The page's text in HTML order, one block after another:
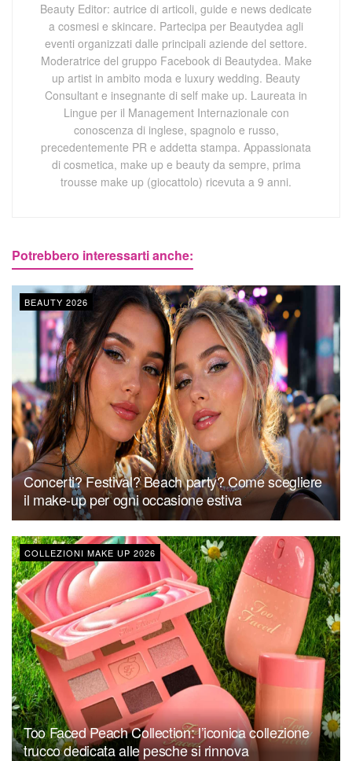
Beauty Editor: autrice di articoli, guide e news dedicate
a cosmesi e skincare. Partecipa per Beautydea agli
eventi organizzati dalle principali aziende del settore.
Moderatrice del gruppo Facebook di Beautydea. Make
up artist in ambito moda e luxury wedding. Beauty
Consultant e insegnante di self make up. Laureata in
Lingue per il Management Internazionale con
conoscenza di inglese, spagnolo e russo,
precedentemente PR e addetta stampa. Appassionata
di cosmetica, make up e beauty da sempre, prima
trousse make up (giocattolo) ricevuta a 9 anni.
Potrebbero interessarti anche:
BEAUTY 2026
Concerti? Festival? Beach party? Come scegliere
il make-up per ogni occasione estiva
COLLEZIONI MAKE UP 2026
Too Faced Peach Collection: l’iconica collezione
trucco dedicata alle pesche si rinnova